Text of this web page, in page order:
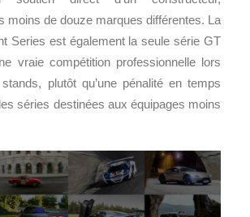
moins de douze marques différentes. La
Series est également la seule série GT
vraie compétition professionnelle lors
plutôt qu’une pénalité en temps
séries destinées aux équipages moins